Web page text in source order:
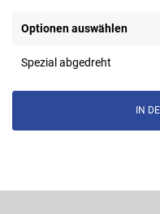
Optionen auswählen
Spezial abgedreht